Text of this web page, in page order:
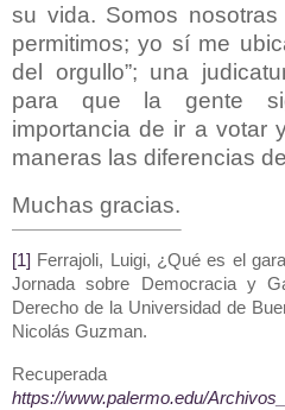
su vida. Somos
permitimos; yo sí me
del orgullo”; una
para que la gente
importancia de ir a votar
maneras las diferencias
Muchas gracias.
[1] Ferrajoli, Luigi, ¿Qué es el
Jornada sobre Democracia y
Derecho de la Universidad de
Nicolás Guzman.
https://www.palermo.edu/